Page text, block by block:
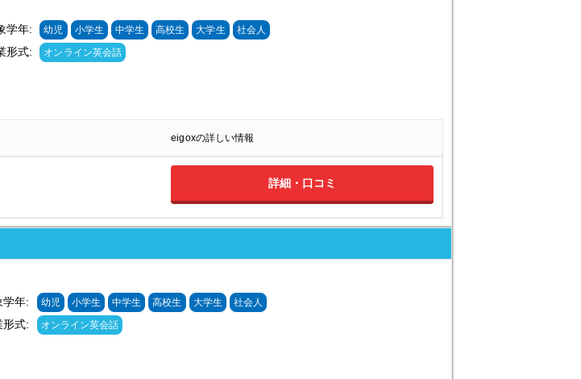
学年: 幼児 小学生 中学生 高校生 大学生 社会人
形式: オンライン英会話
eigoxの詳しい情報
詳細・口コミ
学年: 幼児 小学生 中学生 高校生 大学生 社会人
形式: オンライン英会話